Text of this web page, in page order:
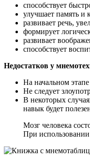
способствует
улучшает память и
развивает речь,
формирует
развивает
способствует
Недостатков у
На начальном
Не следует
В некоторых
навык будет
Мозг человека
При